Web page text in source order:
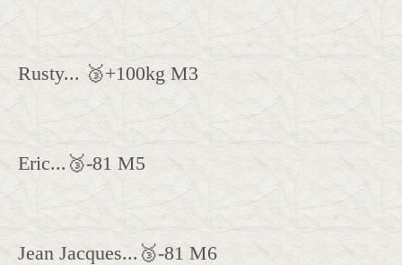
Rusty... 🥉+100kg M3
Eric...🥉-81 M5
Jean Jacques...🥉-81 M6